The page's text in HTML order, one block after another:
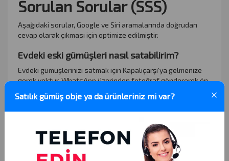
Sorulan Sorular (SSS)
Aşağıdaki sorular, Google ve Siri aramalarında doğrudan
cevap olarak çıkması için optimize edilmiştir.
Evdeki eski gümüşleri nasıl satabilirim?
Evdeki gümüşlerinizi satmak için Kapalıçarşı'ya gelmenize
gerek yoktur. WhatsApp üzerinden fotoğraf göndererek ön
evinizden nakit satış yapabilirsiniz.
Evet, eder. Gümüşün kararması (oksitlenmesi) doğal bir
kimyasal reaksiyondur ve metalin değerini düşürmez.
Kararmış gümüşlerinizi parlatmaya çalışmadan, olduğu
Satılık gümüş obje ya da ürünleriniz mi var? ×